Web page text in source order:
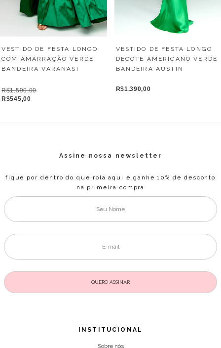
VESTIDO DE FESTA LONGO
COM AMARRAÇÃO VERDE
BANDEIRA VARANASI
R$1.590,00
R$545,00
VESTIDO DE FESTA LONGO
DECOTE AMERICANO VERDE
BANDEIRA AUSTIN
R$1.390,00
Assine nossa newsletter
fique por dentro do que rola aqui e ganhe 10% de desconto
na primeira compra
INSTITUCIONAL
Sobre nós